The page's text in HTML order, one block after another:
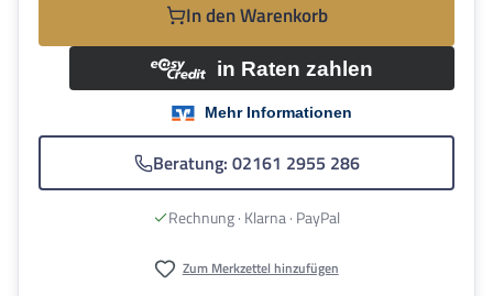
In den Warenkorb
Beratung: 02161 2955 286
Rechnung · Klarna · PayPal
Zum Merkzettel hinzufügen